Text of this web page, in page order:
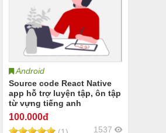
Android
Source code React Native
app hỗ trợ luyện tập, ôn tập
từ vựng tiếng anh
100.000đ
1537